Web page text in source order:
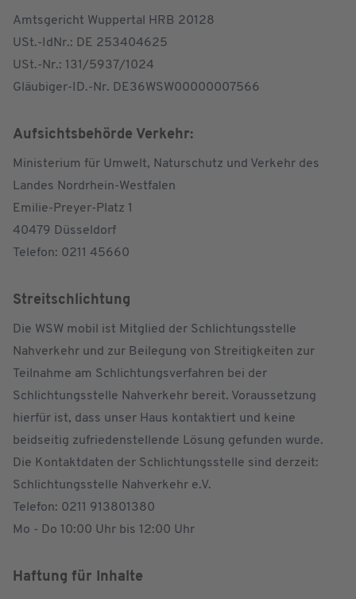
Amtsgericht Wuppertal HRB 20128
USt.-IdNr.: DE 253404625
USt.-Nr.: 131/5937/1024
Gläubiger-ID.-Nr. DE36WSW00000007566
Aufsichtsbehörde Verkehr:
Ministerium für Umwelt, Naturschutz und Verkehr des
Landes Nordrhein-Westfalen
Emilie-Preyer-Platz 1
40479 Düsseldorf
Telefon: 0211 45660
Streitschlichtung
Die WSW mobil ist Mitglied der Schlichtungsstelle
Nahverkehr und zur Beilegung von Streitigkeiten zur
Teilnahme am Schlichtungsverfahren bei der
Schlichtungsstelle Nahverkehr bereit. Voraussetzung
hierfür ist, dass unser Haus kontaktiert und keine
beidseitig zufriedenstellende Lösung gefunden wurde.
Die Kontaktdaten der Schlichtungsstelle sind derzeit:
Schlichtungsstelle Nahverkehr e.V.
Telefon: 0211 913801380
Mo - Do 10:00 Uhr bis 12:00 Uhr
Haftung für Inhalte